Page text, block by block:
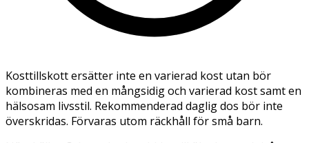
Kosttillskott ersätter inte en varierad kost utan bör
kombineras med en mångsidig och varierad kost samt en
hälsosam livsstil. Rekommenderad daglig dos bör inte
överskridas. Förvaras utom räckhåll för små barn.